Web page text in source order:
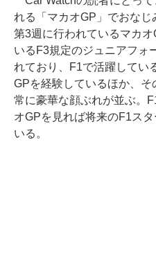
れる「マカオGP」でおな
第3週に行われているマカ
いるF3規定のジュニアフォ
れており、F1で活躍してい
GPを経験しているほか、
常に豪華な顔ぶれが並ぶ。
オGPを見れば将来のF1ス
いる。